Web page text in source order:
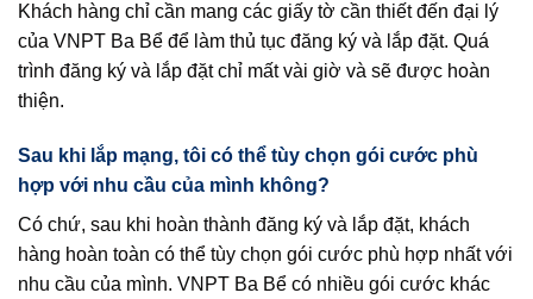
Khách hàng chỉ cần mang các giấy tờ cần thiết đến đại lý
của VNPT Ba Bể để làm thủ tục đăng ký và lắp đặt. Quá
trình đăng ký và lắp đặt chỉ mất vài giờ và sẽ được hoàn
thiện.
Sau khi lắp mạng, tôi có thể tùy chọn gói cước phù
hợp với nhu cầu của mình không?
Có chứ, sau khi hoàn thành đăng ký và lắp đặt, khách
hàng hoàn toàn có thể tùy chọn gói cước phù hợp nhất với
nhu cầu của mình. VNPT Ba Bể có nhiều gói cước khác